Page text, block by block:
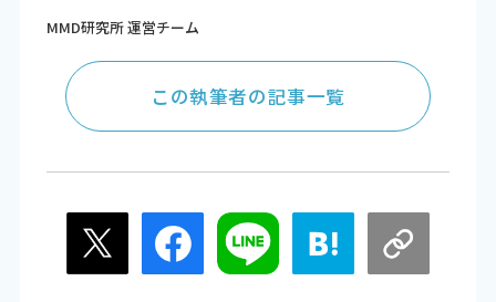
MMD研究所 運営チーム
この執筆者の記事一覧